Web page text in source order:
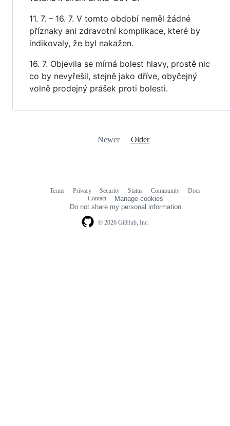
11. 7. – 16. 7. V tomto období neměl žádné
příznaky ani zdravotní komplikace, které by
indikovaly, že byl nakažen.
16. 7. Objevila se mírná bolest hlavy, prostě nic
co by nevyřešil, stejně jako dříve, obyčejný
volně prodejný prášek proti bolesti.
Newer Older
© 2026 GitHub, Inc.
Terms Privacy Security Status Community
Docs
Contact
Manage cookies
Do not share my personal information